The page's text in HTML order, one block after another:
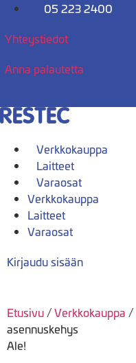
Mene
05 223 2400
Yhteystiedot
Anna palautetta
Verkkokauppa
Laitteet
Varaosat
Verkkokauppa
Laitteet
Varaosat
Kirjaudu sisään
Etusivu /Verkkokauppa /
asennuskehys
Ale!